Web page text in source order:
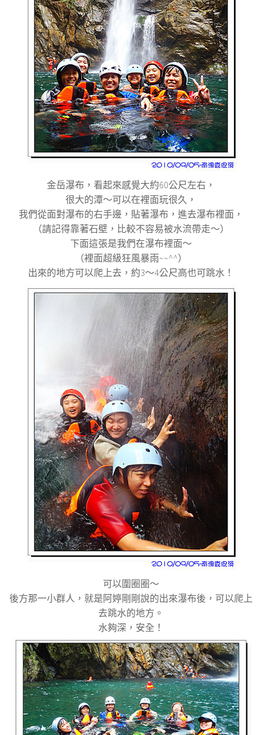
金岳瀑布，看起來感覺大約60公尺左右，
很大的潭～可以在裡面玩很久，
我們從面對瀑布的右手邊，貼著瀑布，進去瀑布裡面，
（請記得靠著石壁，比較不容易被水流帶走～）
下面這張是我們在瀑布裡面～
（裡面超級狂風暴雨~~^^）
出來的地方可以爬上去，約3～4公尺高也可跳水！
可以圍圈圈～
後方那一小群人，就是阿婷剛剛說的出來瀑布後，可以爬上
去跳水的地方。
水夠深，安全！